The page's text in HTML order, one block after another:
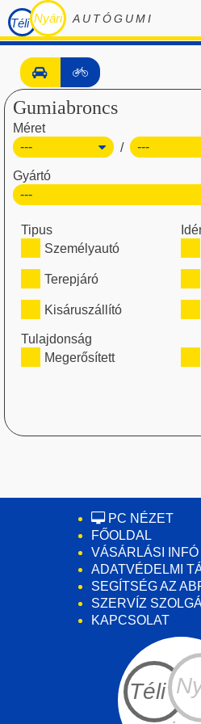
Téli Nyári AUTÓGUMI
Gumiabroncs
Méret
/
Gyártó
Tipus
Személyautó
Terepjáró
Kisáruszállító
Tulajdonság
Megerősített
PC NÉZET
FŐOLDAL
VÁSÁRLÁSI INFÓ
ADATVÉDELMI
SEGÍTSÉG AZ
SZERVÍZ
KAPCSOLAT
Téli